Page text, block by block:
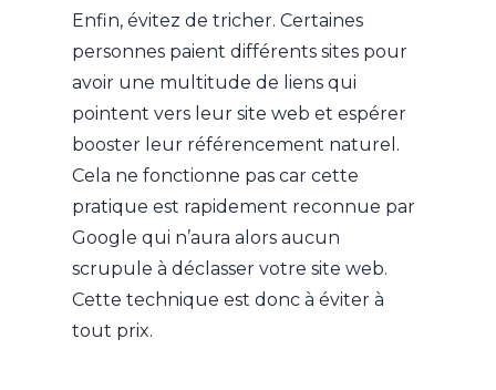
Enfin, évitez de tricher. Certaines
personnes paient différents sites pour
avoir une multitude de liens qui
pointent vers leur site web et espérer
booster leur référencement naturel.
Cela ne fonctionne pas car cette
pratique est rapidement reconnue par
Google qui n’aura alors aucun
scrupule à déclasser votre site web.
Cette technique est donc à éviter à
tout prix.